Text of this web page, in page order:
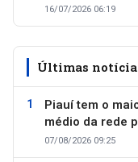
16/07/2026 06:19
Últimas
Piauí tem o
médio da rede
07/08/2026 09:25